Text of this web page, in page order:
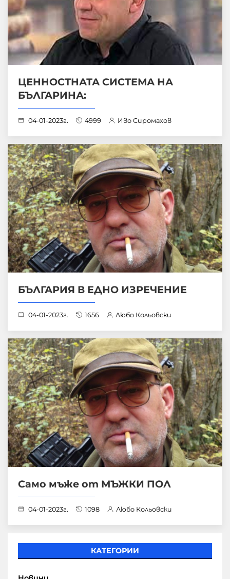
ЦЕННОСТНАТА СИСТЕМА НА
БЪЛГАРИНА:
04-01-2023г. 4999 Иво Сиромахов
БЪЛГАРИЯ В ЕДНО ИЗРЕЧЕНИЕ
04-01-2023г. 1656 Любо Кольовски
Само мъже от МЪЖКИ ПОЛ
04-01-2023г. 1098 Любо Кольовски
КАТЕГОРИИ